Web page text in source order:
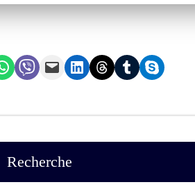
sur WhatsApp
Partager sur ViberEnvoyer cette page par e-mailPartager sur LinkedIn
Partager sur Threads
Partager sur Tumblr
Partager sur Skype
Recherche